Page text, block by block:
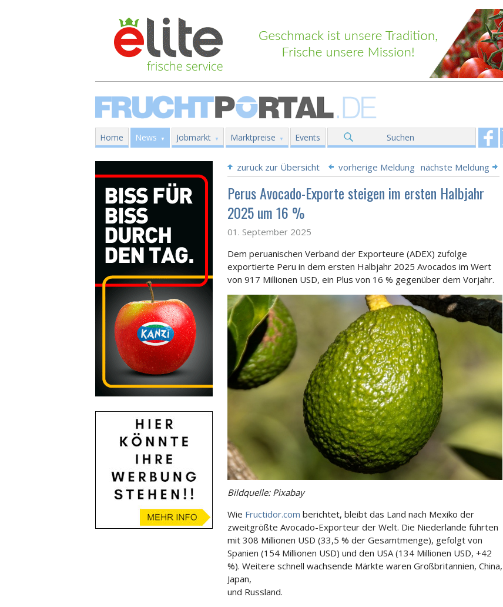
Home News Jobmarkt Marktpreise Events Suchen
zurück zur Übersicht vorherige Meldung nächste Meldung
Perus Avocado-Exporte steigen im ersten Halbjahr
2025 um 16 %
01. September 2025
Dem peruanischen Verband der Exporteure (ADEX) zufolge
exportierte Peru in dem ersten Halbjahr 2025 Avocados im Wert
von 917 Millionen USD, ein Plus von 16 % gegenüber dem Vorjahr.
Bildquelle: Pixabay
Wie Fructidor.com berichtet, bleibt das Land nach Mexiko der
zweitgrößte Avocado-Exporteur der Welt. Die Niederlande führten
mit 308 Millionen USD (33,5 % der Gesamtmenge), gefolgt von
Spanien (154 Millionen USD) und den USA (134 Millionen USD, +42
%). Weitere schnell wachsende Märkte waren Großbritannien, China,
Japan,
und Russland.